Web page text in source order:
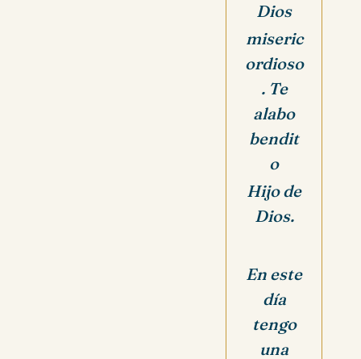
Dios
miseric
ordioso
. Te
alabo
bendit
o
Hijo de
Dios.
En este
día
tengo
una